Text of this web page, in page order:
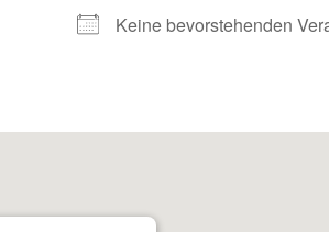
Keine bevorstehenden